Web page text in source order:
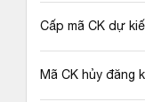
Cấp mã CK dự
Mã CK hủy đăng